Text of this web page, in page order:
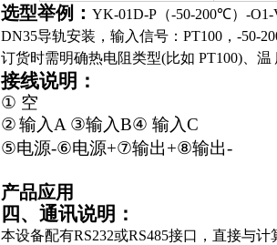
选型举例： YK-01D-P （-50-200℃） -O1-
DN35导轨安装，输入信号： PT100 ， -50-
订货时需明确热电阻类型(比如 PT100) 、温
接线说明：
① 空
②输入A ③输入B④ 输入C
⑤电源-⑥电源+⑦输出+⑧输出-
产品应用
四、通讯说明：
本设备配有RS232或RS485接口，直接与计